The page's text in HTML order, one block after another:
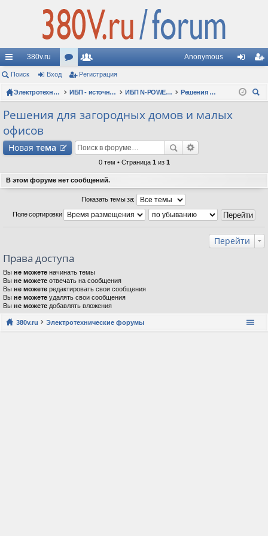
с
ы
лк
и
380v.ru
ор
ум
ол
ьз
ел
Anonymous
д ис
Поиск Вход Регистрация
Электротехнические форумы ИБП - источники бесперебойного питания ИБП N-POWER: новые модели (презентации, фотосессии, обзоры)
Решения для загородных домов и малых офисов
Решения для загородных домов и малых
офисов
Новая тема
0 тем • Страница 1 из 1
В этом форуме нет сообщений.
Показать темы за:
Поле сортировки
Перейти
Права доступа
Вы не можете начинать темы
Вы не можете отвечать на сообщения
Вы не можете редактировать свои сообщения
Вы не можете удалять свои сообщения
Вы не можете добавлять вложения
380v.ru Электротехнические форумы